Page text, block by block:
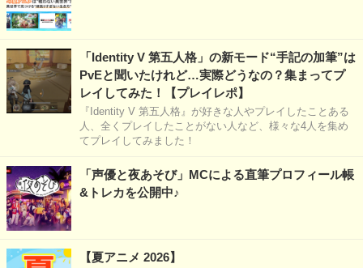
「Identity V 第五人格」の新モード“手記の加筆”は
PvEと聞いたけれど…実際どうなの？集まってプ
レイしてみた！【プレイレポ】
『Identity V 第五人格』が好きな人やプレイしたことある
人、全くプレイしたことがない人など、様々な4人を集め
てプレイしてみました！
「声優と夜あそび」MCによる直筆プロフィール帳
&トレカを公開中♪
【夏アニメ 2026】